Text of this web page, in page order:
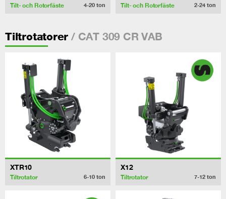
Tilt- och Rotorfäste 4-20 ton Tilt- och Rotorfäste 2-24 ton
Tiltrotatorer / CAT 309 CR VAB
XTR10
Tiltrotator 6-10 ton
X12
Tiltrotator 7-12 ton